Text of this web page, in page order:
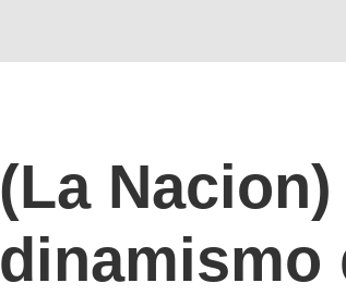
(La
dinamismo